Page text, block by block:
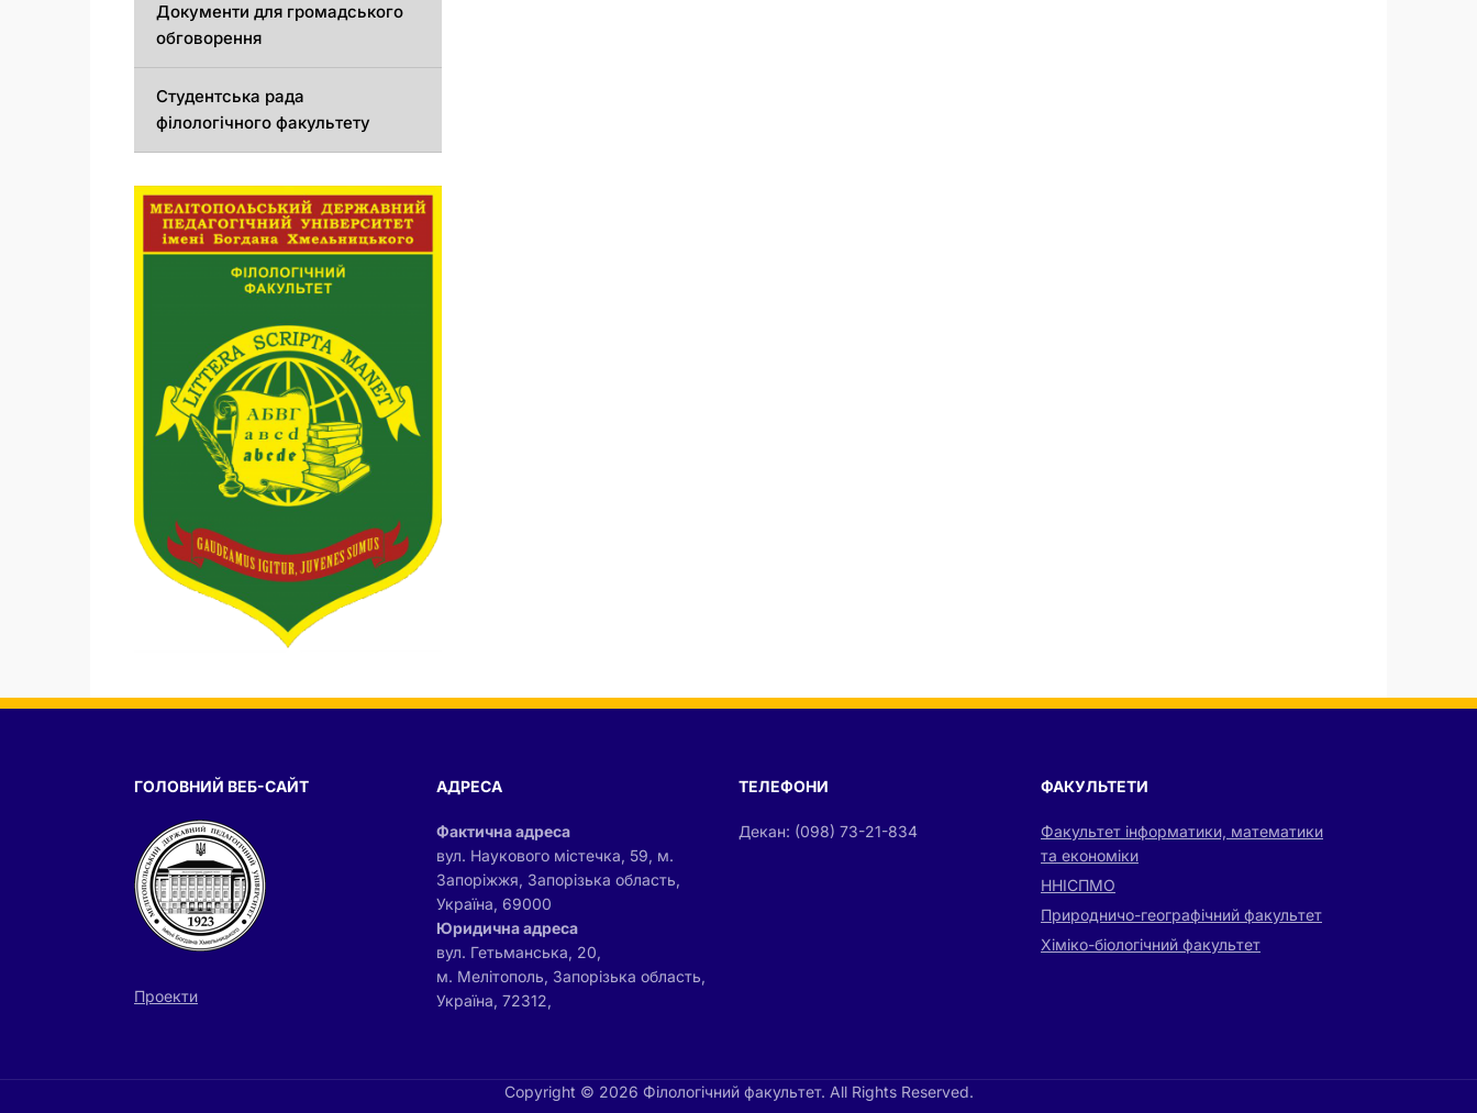
Документи для громадського
обговорення
Студентська рада
філологічного факультету
ГОЛОВНИЙ ВЕБ-САЙТ
Проекти
АДРЕСА
Фактична адреса
вул. Наукового містечка, 59, м.
Запоріжжя, Запорізька область,
Україна, 69000
Юридична адреса
вул. Гетьманська, 20,
м. Мелітополь, Запорізька область,
Україна, 72312,
ТЕЛЕФОНИ
Декан: (098) 73-21-834
ФАКУЛЬТЕТИ
Факультет інформатики, математики
та економіки
ННІСПМО
Природничо-географічний факультет
Хіміко-біологічний факультет
Copyright © 2026 Філологічний факультет. All Rights Reserved.